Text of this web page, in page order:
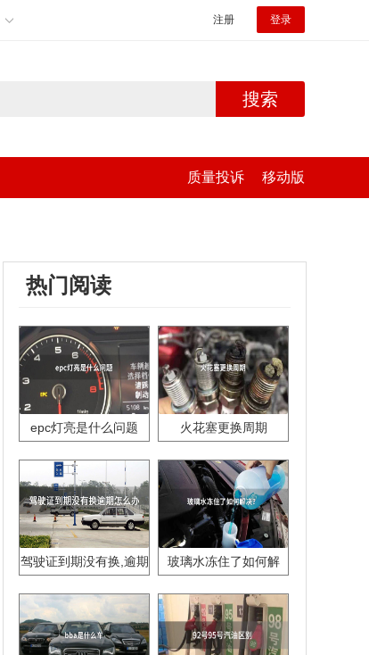
注册 登录
搜索
质量投诉 移动版
热门阅读
epc灯亮是什么问题 火花塞更换周期
驾驶证到期没有换,逾期
玻璃水冻住了如何解